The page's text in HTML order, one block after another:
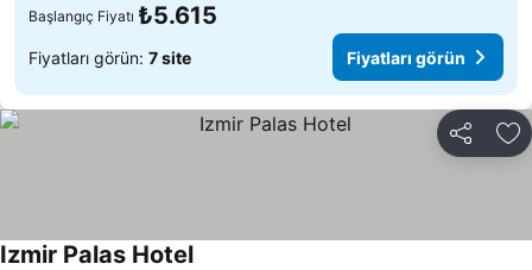
Başlangıç Fiyatı ₺5.615
Fiyatları görün: 7 site Fiyatları görün
Paylaş
Izmir Palas Hotel